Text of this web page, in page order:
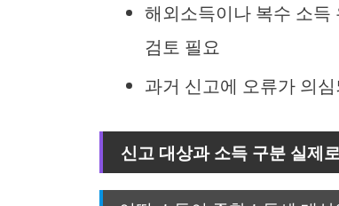
해외소득이나 복수 소득
검토 필요
과거 신고에 오류가 의
신고 대상과 소득 구분 실제